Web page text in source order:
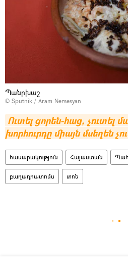
Պանրխաշ
© Sputnik / Aram Nersesyan
Ուտել ցորեն-հաց, չուտել
խորհուրդը միայն մսեղեն
հասարակություն Հայաստան
բաղադրատոմս տոն